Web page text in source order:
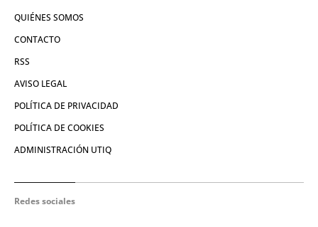
QUIÉNES SOMOS
CONTACTO
RSS
AVISO LEGAL
POLÍTICA DE PRIVACIDAD
POLÍTICA DE COOKIES
ADMINISTRACIÓN UTIQ
Redes sociales